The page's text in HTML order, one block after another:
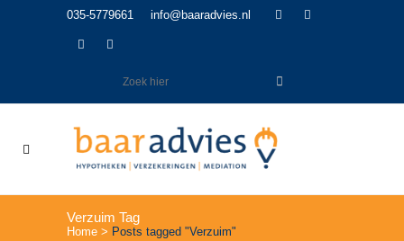
035-5779661 info@baaradvies.nl
Verzuim Tag
Home > Posts tagged "Verzuim"